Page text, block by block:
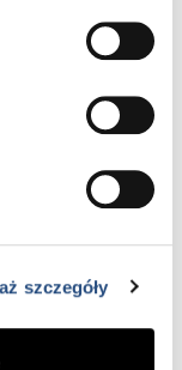
szczegóły